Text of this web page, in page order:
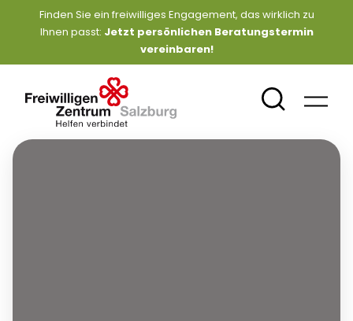
Finden Sie ein freiwilliges Engagement, das wirklich zu
Ihnen passt: Jetzt persönlichen Beratungstermin
vereinbaren!